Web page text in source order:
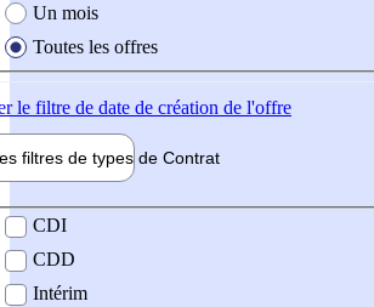
Un mois
Toutes les offres
le filtre de date de création de l'offre
filtres de types de Contrat
contrat
CDI
CDD
Intérim